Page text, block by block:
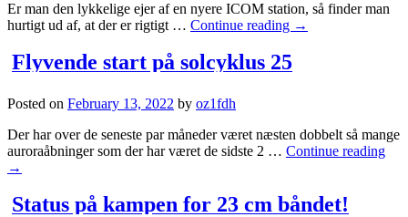
Er man den lykkelige ejer af en nyere ICOM station, så finder man
hurtigt ud af, at der er rigtigt … Continue reading →
Flyvende start på solcyklus 25
Posted on February 13, 2022 by oz1fdh
Der har over de seneste par måneder været næsten dobbelt så mange
auroraåbninger som der har været de sidste 2 … Continue reading
→
Status på kampen for 23 cm båndet!